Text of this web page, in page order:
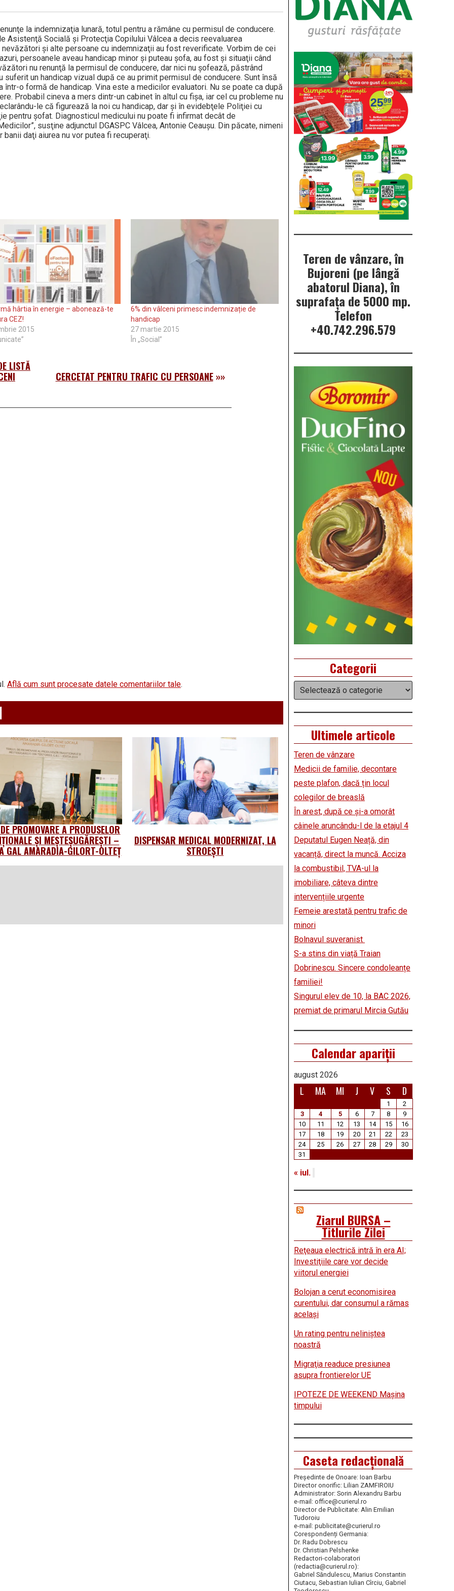
la indemnizaţia lunară, totul pentru a rămâne cu permisul de conducere.
Asistenţă Socială şi Protecţia Copilului Vâlcea a decis reevaluarea
şi alte persoane cu indemnizaţii au fost reverificate. Vorbim de cei
persoanele aveau handicap minor şi puteau şofa, au fost şi situaţii când
nu renunţă la permisul de conducere, dar nici nu şofează, păstrând
suferit un handicap vizual după ce au primit permisul de conducere. Sunt însă
o formă de handicap. Vina este a medicilor evaluatori. Nu se poate ca după
Probabil cineva a mers dintr-un cabinet în altul cu fişa, iar cel cu probleme nu
le că figurează la noi cu handicap, dar şi în evidebţele Poliţiei cu
pentru şofat. Diagnosticul medicului nu poate fi infirmat decât de
susţine adjunctul DGASPC Vâlcea, Antonie Ceauşu. Din păcate, nimeni
daţi aiurea nu vor putea fi recuperaţi.
hârtia în energie – abonează-te
CEZ!
2015
6% din vâlceni primesc indemnizație de
handicap
27 martie 2015
În „Social”
LISTĂ
CERCETAT PENTRU TRAFIC CU PERSOANE»»
Află cum sunt procesate datele comentariilor tale.
PROMOVARE A PRODUSELOR
ȘI MEȘTEȘUGĂREȘTI –
GAL AMARADIA-GILORT-OLTEȚ
DISPENSAR MEDICAL MODERNIZAT, LA
STROEȘTI
Teren de vânzare, în
Bujoreni (pe lângă
abatorul Diana), în
suprafața de 5000 mp.
Telefon
+40.742.296.579
Categorii
Categorii
Ultimele articole
Teren de vânzare
Medicii de familie, decontare
peste plafon, dacă țin locul
colegilor de breaslă
În arest, după ce și-a omorât
câinele aruncându-l de la etajul 4
Deputatul Eugen Neață, din
vacanță, direct la muncă. Acciza
la combustibil, TVA-ul la
imobiliare, câteva dintre
intervențiile urgente
Femeie arestată pentru trafic de
minori
Bolnavul suveranist
S-a stins din viață Traian
Dobrinescu. Sincere condoleanțe
familiei!
Singurul elev de 10, la BAC 2026,
premiat de primarul Mircia Gutău
Calendar apariții
august 2026
L MA MI J V S D
1
2
3
4 5 6 7 8
9
10
11 12 13 14 15
16
17
18 19 20 21 22
23
24
25 26 27 28 29
30
31
« iul.
Ziarul BURSA –
Titlurile Zilei
Reţeaua electrică intră în era AI;
Investiţiile care vor decide
viitorul energiei
Bolojan a cerut economisirea
curentului, dar consumul a rămas
acelaşi
Un rating pentru neliniştea
noastră
Migraţia readuce presiunea
asupra frontierelor UE
IPOTEZE DE WEEKEND Maşina
timpului
Caseta redacțională
Președinte de Onoare: Ioan Barbu
Director onorific: Lilian ZAMFIROIU
Administrator: Sorin Alexandru Barbu
e-mail: office@curierul.ro
Director de Publicitate: Alin Emilian
Tudoroiu
e-mail: publicitate@curierul.ro
Corespondenți Germania:
Dr. Radu Dobrescu
Dr. Christian Pelshenke
Redactori-colaboratori
(redactia@curierul.ro):
Gabriel Săndulescu, Marius Constantin
Ciutacu, Sebastian Iulian Cîrciu, Gabriel